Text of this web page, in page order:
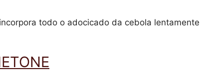
todo o adocicado da cebola